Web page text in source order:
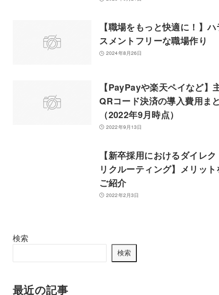
【職場をもっと快適に！】ハ
スメントフリーな職場作り
2024年8月26日
【PayPayや楽天ペイなど】
QRコード決済の導入費用ま
（2022年9月時点）
2022年9月13日
【新卒採用におけるダイレク
リクルーティング】メリット
ご紹介
2022年2月3日
検索
検索
最近の記事